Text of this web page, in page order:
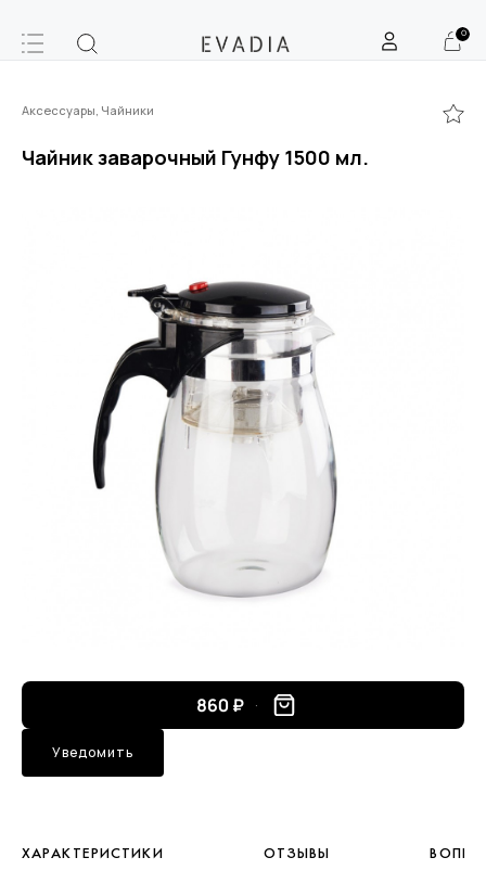
0
Аксессуары, Чайники
Чайник заварочный Гунфу 1500 мл.
860 ₽
Уведомить
ХАРАКТЕРИСТИКИ ОТЗЫВЫ